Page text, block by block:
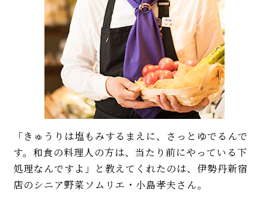
「きゅうりは塩もみするまえに、さっとゆでるんで
す。和食の料理人の方は、当たり前にやっている下
処理なんですよ」と教えてくれたのは、伊勢丹新宿
店のシニア野菜ソムリエ・小島孝夫さん。